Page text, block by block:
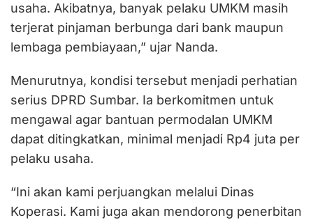
usaha. Akibatnya, banyak pelaku UMKM masih
terjerat pinjaman berbunga dari bank maupun
lembaga pembiayaan,” ujar Nanda.
Menurutnya, kondisi tersebut menjadi perhatian
serius DPRD Sumbar. Ia berkomitmen untuk
mengawal agar bantuan permodalan UMKM
dapat ditingkatkan, minimal menjadi Rp4 juta per
pelaku usaha.
“Ini akan kami perjuangkan melalui Dinas
Koperasi. Kami juga akan mendorong penerbitan